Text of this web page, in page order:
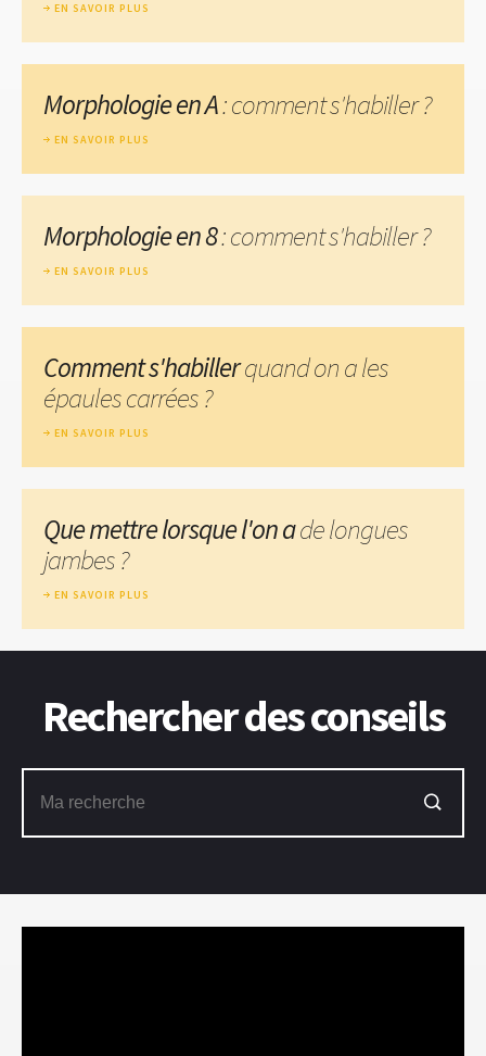
EN SAVOIR PLUS
Morphologie en A: comment s'habiller ?
EN SAVOIR PLUS
Morphologie en 8: comment s'habiller ?
EN SAVOIR PLUS
Comment s'habillerquand on a les
épaules carrées ?
EN SAVOIR PLUS
Que mettre lorsque l'on ade longues
jambes ?
EN SAVOIR PLUS
Rechercher des conseils